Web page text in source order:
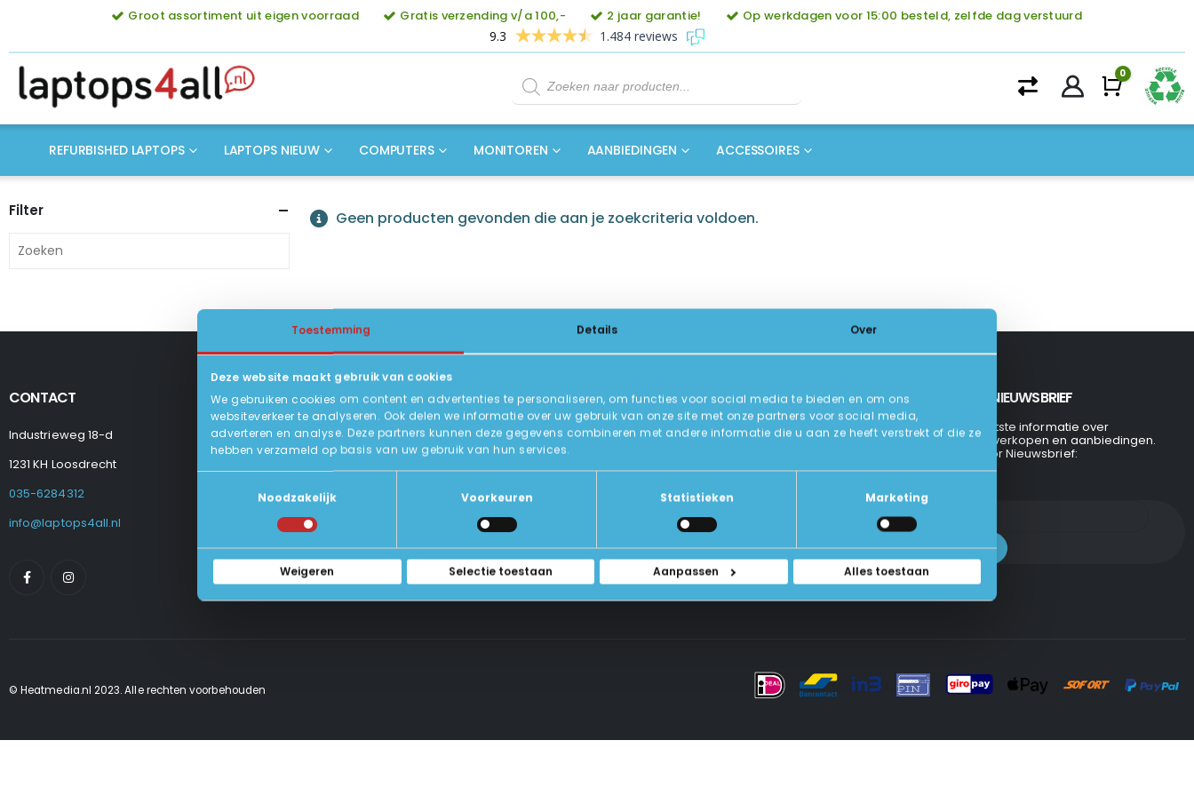
Toestemming Details Over
Deze website maakt gebruik van cookies
We gebruiken cookies om content en advertenties te personaliseren, om functies voor social media te bieden en om ons
websiteverkeer te analyseren. Ook delen we informatie over uw gebruik van onze site met onze partners voor social media,
adverteren en analyse. Deze partners kunnen deze gegevens combineren met andere informatie die u aan ze heeft verstrekt of die ze
hebben verzameld op basis van uw gebruik van hun services.
Noodzakelijk
Voorkeuren Statistieken Marketing
Weigeren Selectie toestaan Aanpassen Alles toestaan
Groot assortiment uit eigen voorraad Gratis verzending v/a 100,- 2 jaar garantie!
Op werkdagen voor 15:00 besteld, zelfde dag verstuurd
9.3
1.484 reviews
Producten
zoeken
0
REFURBISHED LAPTOPS LAPTOPS NIEUW COMPUTERS MONITOREN AANBIEDINGEN ACCESSOIRES
Geen producten gevonden die aan je zoekcriteria voldoen.
Filter
CONTACT
Industrieweg 18-d
1231 KH Loosdrecht
035-6284312
info@laptops4all.nl
KLANTENSERVICE
Levering
Betalen En Bestellen
Retourneren
Veel Gestelde Vragen
Algemene Voorwaarden
Privacy Beleid
INFORMATIE
Over Ons
U-Pas
Contact Met Ons Opnemen
INSCHRIJVEN NIEUWSBRIEF
Ontvang de laatste informatie over
evenementen, verkopen en aanbiedingen.
Aanmelden voor Nieuwsbrief:
© Heatmedia.nl 2023. Alle rechten voorbehouden